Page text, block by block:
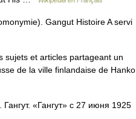
Gangut Histoire A servi
sujets et articles partageant un
de la ville finlandaise de Hanko
«Гангут» c 27 июня 1925